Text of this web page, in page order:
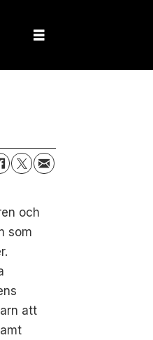
och
som
att